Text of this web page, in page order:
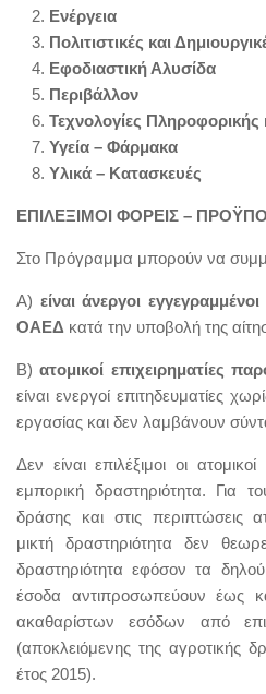
Ενέργεια
Πολιτιστικές και
Εφοδιαστική Αλυσίδα
Περιβάλλον
Τεχνολογίες
Υγεία – Φάρμακα
Υλικά – Κατασκευές
ΕΠΙΛΕΞΙΜΟΙ ΦΟΡΕΙΣ –
Στο Πρόγραμμα μπορούν να
Α) είναι άνεργοι
ΟΑΕΔ κατά την υποβολή της
Β)ατομικοί επιχειρηματίες
είναι ενεργοί επιτηδευματίες
εργασίας και δεν λαμβάνουν
Δεν είναι επιλέξιμοι οι
εμπορική δραστηριότητα. Για
δράσης και στις περιπτώσεις
μικτή δραστηριότητα δεν
δραστηριότητα εφόσον τα
έσοδα αντιπροσωπεύουν έως
ακαθαρίστων εσόδων από
(αποκλειόμενης της αγροτικής
έτος 2015).